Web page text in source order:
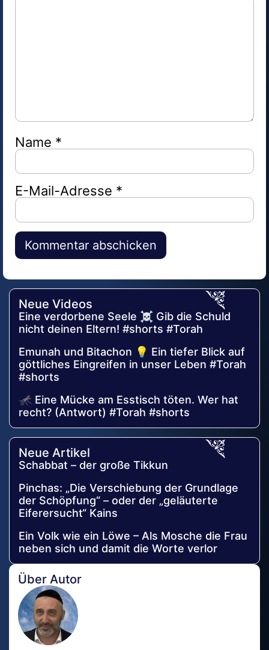
Name *
E-Mail-Adresse *
Alternative:
Neue Videos
Eine verdorbene Seele ☠️ Gib die Schuld
nicht deinen Eltern! #shorts #Torah
Emunah und Bitachon 💡 Ein tiefer Blick auf
göttliches Eingreifen in unser Leben #Torah
#shorts
🦟 Eine Mücke am Esstisch töten. Wer hat
recht? (Antwort) #Torah #shorts
Neue Artikel
Schabbat – der große Tikkun
Pinchas: „Die Verschiebung der Grundlage
der Schöpfung“ – oder der „geläuterte
Eiferersucht“ Kains
Ein Volk wie ein Löwe – Als Mosche die Frau
neben sich und damit die Worte verlor
Über Autor